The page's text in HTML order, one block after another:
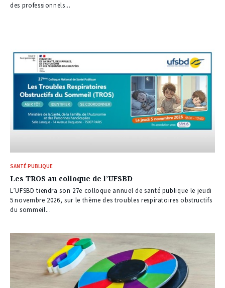
des professionnels...
SANTÉ PUBLIQUE
Les TROS au colloque de l’UFSBD
L’UFSBD tiendra son 27e colloque annuel de santé publique le jeudi
5 novembre 2026, sur le thème des troubles respiratoires obstructifs
du sommeil...